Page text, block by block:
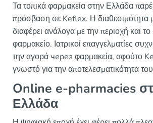
Τα τοπικά φαρμακεία στην Ελλάδα
πρόσβαση σε Keflex. Η διαθεσιμότητα
διαφέρει ανάλογα με την περιοχή και
φαρμακείο. Ιατρικοί επαγγελματίες
την αγορά через φαρμακεία, αφούτο
γνωστό για την αποτελεσματικότητα
Online e-pharmacies
Ελλάδα